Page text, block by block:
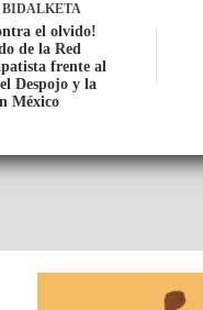
BIDALKETA
el olvido!
de la Red
frente al
Despojo y la
México